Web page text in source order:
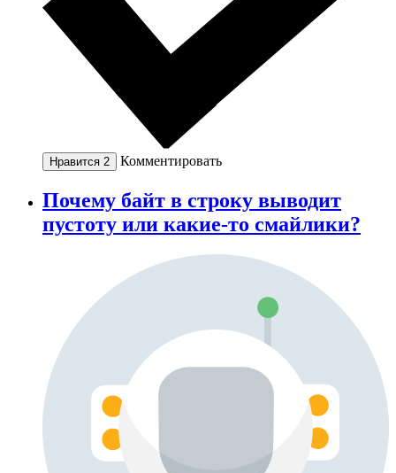
Нравится 2 Комментировать
Почему байт в строку выводит
пустоту или какие-то смайлики?